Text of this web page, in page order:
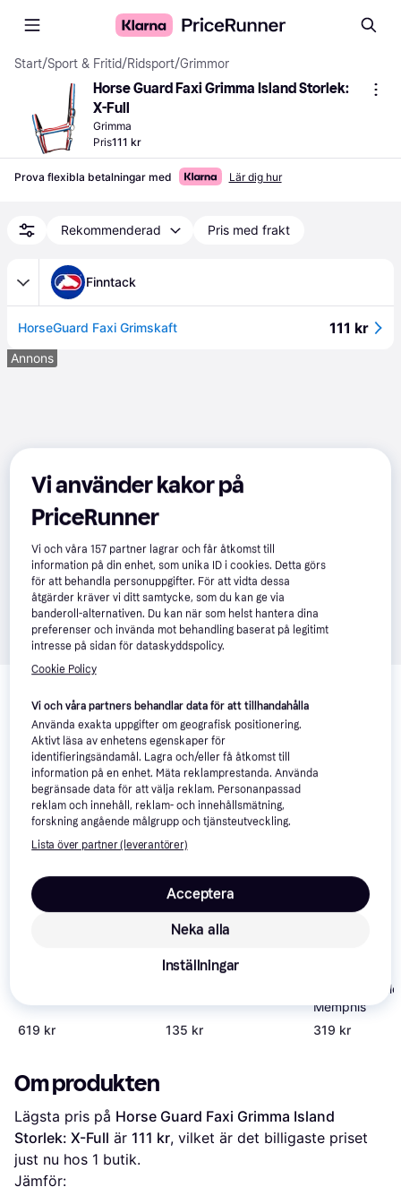
Start/Sport & Fritid/Ridsport/Grimmor
Horse Guard Faxi Grimma Island Storlek:
X-Full
Grimma
Pris111 kr
Prova flexibla betalningar med Lär dig hur
Rekommenderad Pris med frakt
Finntack
HorseGuard Faxi Grimskaft 111 kr
Annons
Relaterade produkter
Vi har plockat fram ett urval av produkter som kanske skulle
intressera dig. Visa alla
619 kr
Ryom Grimma Bagge -
Röd
135 kr
Schockemöhle
Memphis
319 kr
Om produkten
Lägsta pris på Horse Guard Faxi Grimma Island
Storlek: X-Full är 111 kr, vilket är det billigaste priset
just nu hos 1 butik.
Jämför:
Vi använder kakor på
PriceRunner
Vi och våra157 partner lagrar och får åtkomst till
information på din enhet, som unika ID i cookies. Detta görs
för att behandla personuppgifter. För att vidta dessa
åtgärder kräver vi ditt samtycke, som du kan ge via
banderoll-alternativen. Du kan när som helst hantera dina
preferenser och invända mot behandling baserat på legitimt
intresse på sidan för dataskyddspolicy.
Cookie Policy
Vi och våra partners behandlar data för att tillhandahålla
Använda exakta uppgifter om geografisk positionering.
Aktivt läsa av enhetens egenskaper för
identifieringsändamål. Lagra och/eller få åtkomst till
information på en enhet. Mäta reklamprestanda. Använda
begränsade data för att välja reklam. Personanpassad
reklam och innehåll, reklam- och innehållsmätning,
forskning angående målgrupp och tjänsteutveckling.
Lista över partner (leverantörer)
Neka alla
Acceptera
Inställningar